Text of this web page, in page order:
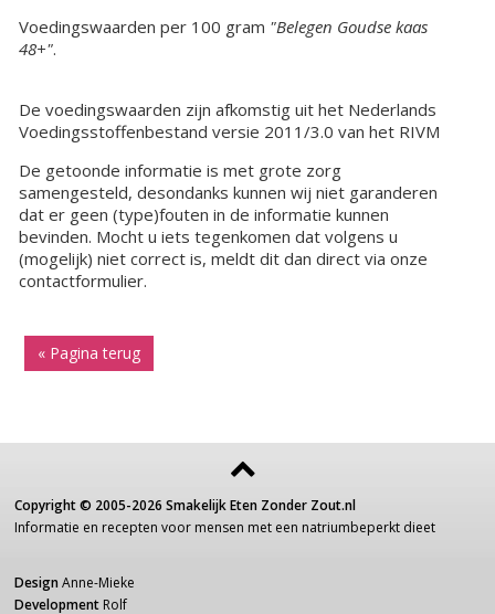
Voedingswaarden per 100 gram "Belegen Goudse kaas
48+".
De voedingswaarden zijn afkomstig uit het Nederlands
Voedingsstoffenbestand versie 2011/3.0 van het RIVM
De getoonde informatie is met grote zorg
samengesteld, desondanks kunnen wij niet garanderen
dat er geen (type)fouten in de informatie kunnen
bevinden. Mocht u iets tegenkomen dat volgens u
(mogelijk) niet correct is, meldt dit dan direct via onze
contactformulier.
« Pagina terug
Copyright © 2005-2026 Smakelijk Eten Zonder Zout.nl
Informatie en recepten voor mensen met een natriumbeperkt dieet
Design Anne-Mieke
Development Rolf